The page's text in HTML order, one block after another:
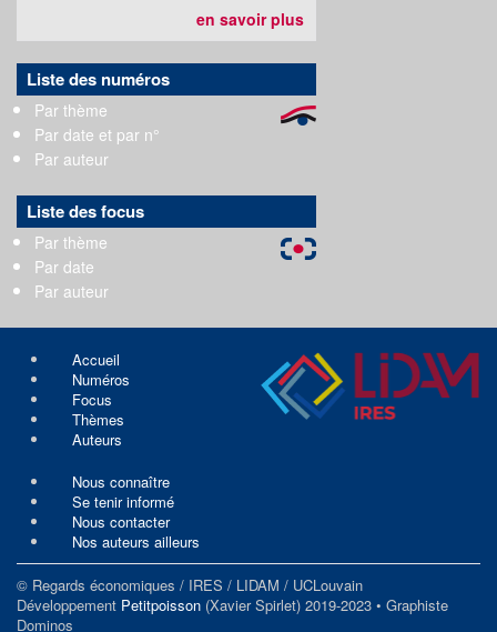
en savoir plus
Liste des numéros
Par thème
Par date et par n°
Par auteur
Liste des focus
Par thème
Par date
Par auteur
Accueil
Numéros
Focus
Thèmes
Auteurs
Nous connaître
Se tenir informé
Nous contacter
Nos auteurs ailleurs
© Regards économiques / IRES / LIDAM / UCLouvain
Développement Petitpoisson (Xavier Spirlet) 2019-2023 • Graphiste
Dominos